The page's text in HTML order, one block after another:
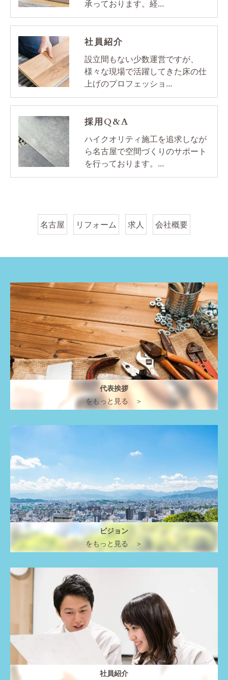
承っております。経…
社員紹介
設立間もない少数運営ですが、
様々な現場で活躍してきた床の仕
上げのプロフェッショ…
採用Q&A
ハイクオリティ施工を追求しなが
ら名古屋で空間づくりのサポート
を行っております。…
名古屋 リフォーム 求人 会社概要
代表挨拶
をもっと見る ＞
ビジョン
をもっと見る ＞
社員紹介